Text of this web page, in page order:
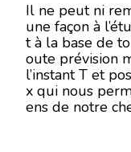
Il ne peut ni
une façon à
t à la base de
oute prévision
l’instant T et
x qui nous
ens de notre